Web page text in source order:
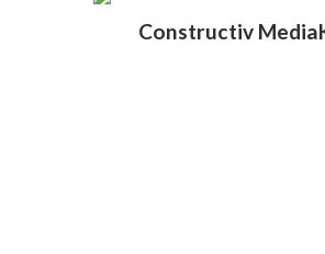
Constructiv